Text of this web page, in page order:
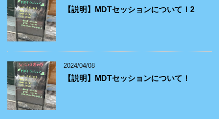
【説明】MDTセッションについて！2
2024/04/08
【説明】MDTセッションについて！